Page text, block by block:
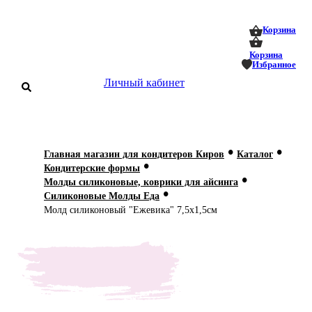
Корзина
Корзина
Избранное
Личный кабинет
Главная магазин для кондитеров Киров • Каталог •
Кондитерские формы •
Молды силиконовые, коврики для айсинга •
Силиконовые Молды Еда •
Молд силиконовый "Ежевика" 7,5х1,5см